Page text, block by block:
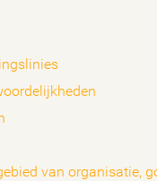
van organisatie,